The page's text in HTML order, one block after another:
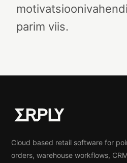
parim viis.
Cloud based retail software for
orders, warehouse workflows,